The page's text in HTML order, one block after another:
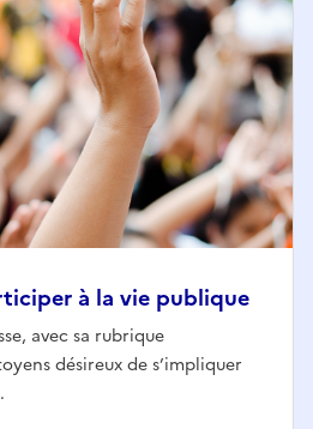
à la vie publique
avec sa rubrique
désireux de s’impliquer